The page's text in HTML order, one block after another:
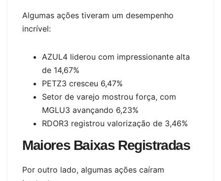
Algumas ações tiveram um desempenho
incrível:
AZUL4 liderou com impressionante alta
de 14,67%
PETZ3 cresceu 6,47%
Setor de varejo mostrou força, com
MGLU3 avançando 6,23%
RDOR3 registrou valorização de 3,46%
Maiores Baixas Registradas
Por outro lado, algumas ações caíram